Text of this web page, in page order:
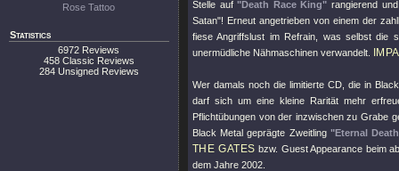
Rose Tattoo
Statistics
6972 Reviews
458 Classic Reviews
284 Unsigned Reviews
Stelle auf"Death Race King" rangierend
Satan"! Erneut angetrieben von einem der
fiese Angriffslust im Refrain, was selbst die
unermüdliche Nähmaschinen verwandelt.
Wer damals noch die limitierte CD, die in
darf sich um eine kleine Rarität mehr
Pflichtübungen von der inzwischen zu Grabe
Black Metal geprägte Zweitling "Eternal
THE GATES bzw. Guest Appearance beim
dem Jahre 2002.